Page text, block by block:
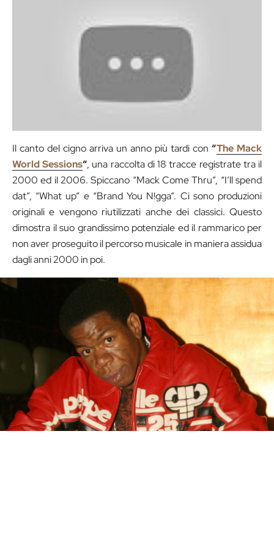
Il canto del cigno arriva un anno più tardi con “The Mack
World Sessions“, una raccolta di 18 tracce registrate tra il
2000 ed il 2006. Spiccano “Mack Come Thru”, “I’ll spend
dat”, “What up” e “Brand You N!gga”. Ci sono produzioni
originali e vengono riutilizzati anche dei classici. Questo
dimostra il suo grandissimo potenziale ed il rammarico per
non aver proseguito il percorso musicale in maniera assidua
dagli anni 2000 in poi.